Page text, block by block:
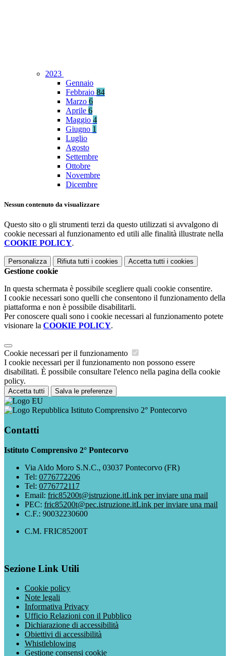
2023
Gennaio
Febbraio 84
Marzo 6
Aprile 6
Maggio 4
Giugno 1
Luglio
Agosto
Settembre
Ottobre
Novembre
Dicembre
Nessun contenuto da visualizzare
Questo sito o gli strumenti terzi da questo utilizzati si avvalgono di
cookie necessari al funzionamento ed utili alle finalità illustrate nella
COOKIE POLICY.
Personalizza Rifiuta tutti i cookies Accetta tutti i cookies
Gestione cookie
In questa schermata è possibile scegliere quali cookie consentire.
I cookie necessari sono quelli che consentono il funzionamento della
piattaforma e non è possibile disabilitarli.
Per conoscere quali sono i cookie necessari al funzionamento potete
visionare la COOKIE POLICY.
Cookie necessari per il funzionamento
I cookie necessari per il funzionamento non possono essere
disabilitati. È possibile consultare l'elenco nella pagina della cookie
policy.
Accetta tutti Salva le preferenze
Istituto Comprensivo 2° Pontecorvo
Contatti
Istituto Comprensivo 2° Pontecorvo
Via Aldo Moro S.N.C., 03037 Pontecorvo (FR)
Tel: 0776772206
Tel: 0776772117
Email: fric85200t@istruzione.itLink per inviare una mail
PEC: fric85200t@pec.istruzione.itLink per inviare una mail
C.F.: 90032230600
C.M. FRIC85200T
Sezione Link Utili
Cookie policy
Note legali
Informativa Privacy
Ufficio Relazioni con il Pubblico
Dichiarazione di accessibilità
Obiettivi di accessibilità
Whistleblowing
Gestione consensi cookie